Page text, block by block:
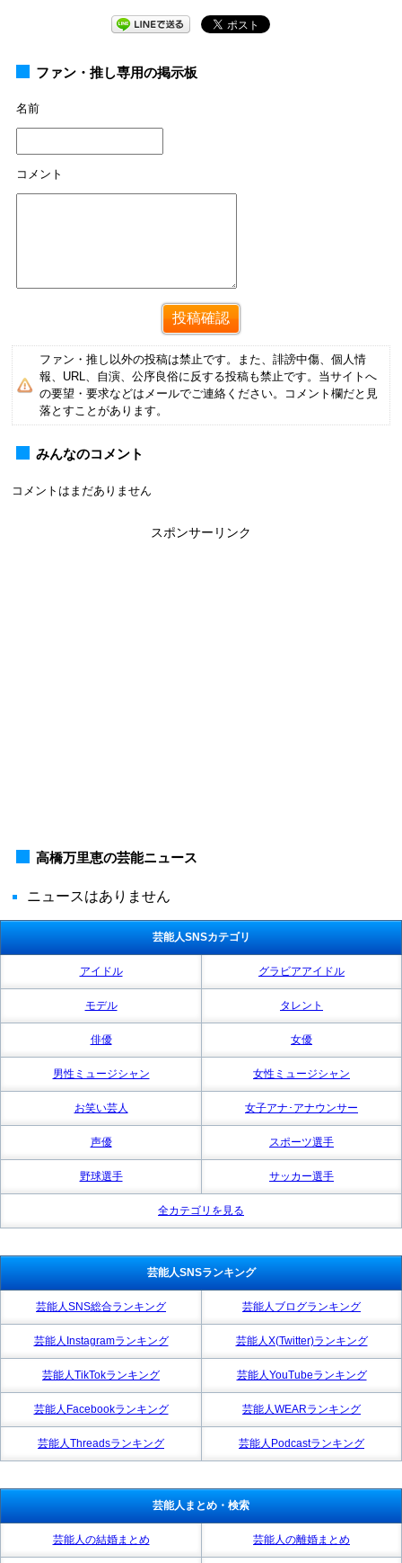
ファン・推し専用の掲示板
名前
コメント
ファン・推し以外の投稿は禁止です。また、誹謗中傷、個人情
報、URL、自演、公序良俗に反する投稿も禁止です。当サイトへ
の要望・要求などはメールでご連絡ください。コメント欄だと見
落とすことがあります。
みんなのコメント
コメントはまだありません
スポンサーリンク
高橋万里恵の芸能ニュース
ニュースはありません
芸能人SNSカテゴリ
アイドル グラビアアイドル
モデル タレント
俳優 女優
男性ミュージシャン 女性ミュージシャン
お笑い芸人 女子アナ･アナウンサー
声優 スポーツ選手
野球選手 サッカー選手
全カテゴリを見る
芸能人SNSランキング
芸能人SNS総合ランキング 芸能人ブログランキング
芸能人Instagramランキング 芸能人X(Twitter)ランキング
芸能人TikTokランキング 芸能人YouTubeランキング
芸能人Facebookランキング 芸能人WEARランキング
芸能人Threadsランキング 芸能人Podcastランキング
芸能人まとめ・検索
芸能人の結婚まとめ 芸能人の離婚まとめ